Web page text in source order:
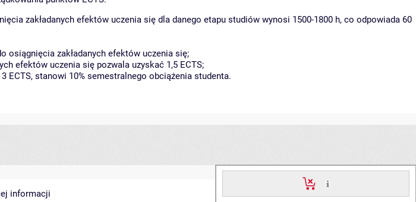
zakładanych efektów uczenia się dla danego etapu studiów wynosi 1500-1800 h, co odpowiada 60
osiągnięcia zakładanych efektów uczenia się;
efektów uczenia się pozwala uzyskać 1,5 ECTS;
ECTS, stanowi 10% semestralnego obciążenia studenta.
informacji